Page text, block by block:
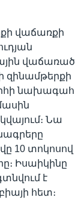
վաճառքի
վաճառած
զինամթերքի
նախագահ
Նա
10 տոկոսով
Իսաիկինը
է
հետ։